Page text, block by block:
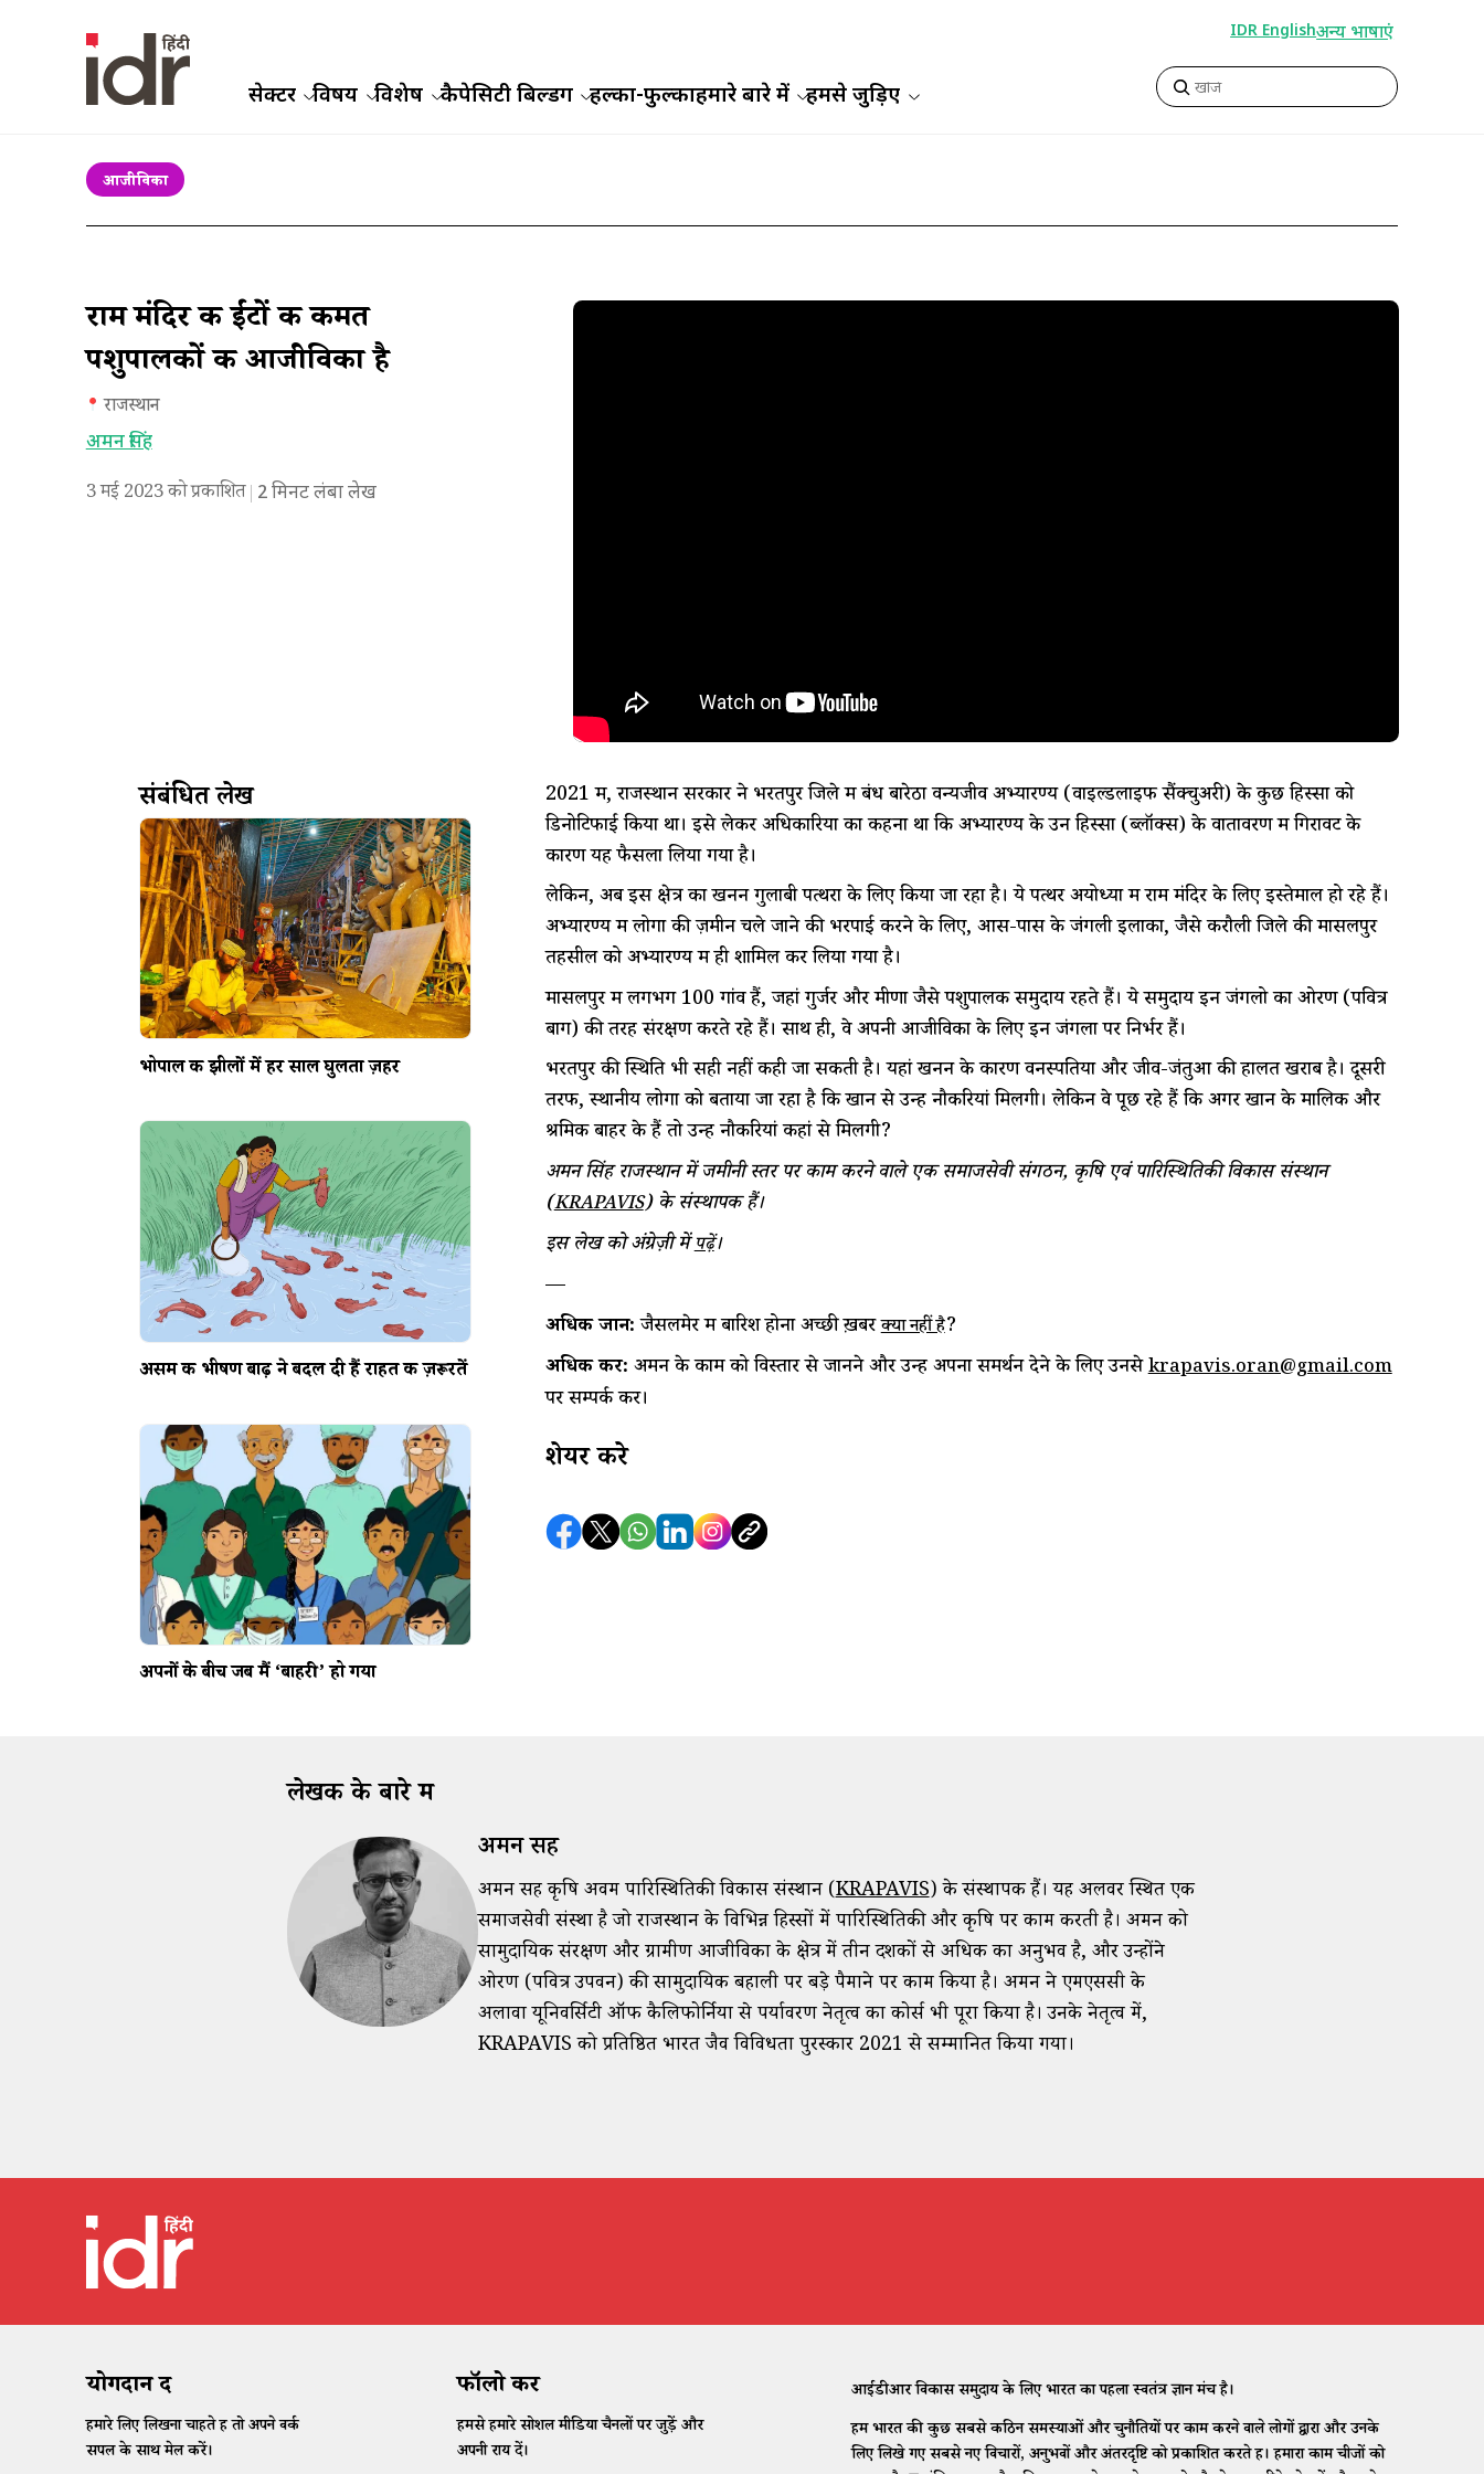
सेक्टर विषय विशेष कैपेसिटी बिल्डिंग हल्का-फुल्काहमारे बारे में हमसे जुड़िए
IDR Englishअन्य भाषाएं
आजीविका
राम मंदिर की ईंटों की कीमत
पशुपालकों की आजीविका है
राजस्थान
अमन सिंह
3 मई 2023 को प्रकाशित 2मिनट लंबा लेख
संबंधित लेख
भोपाल की झीलों में हर साल घुलता ज़हर
असम की भीषण बाढ़ ने बदल दी हैं राहत की ज़रूरतें
अपनों के बीच जब मैं ‘बाहरी’ हो गया
2021 में, राजस्थान सरकार ने भरतपुर जिले में बंध बारेठा वन्यजीव अभ्यारण्य (वाइल्डलाइफ सैंक्चुअरी) के कुछ हिस्सों को
डिनोटिफाई किया था। इसे लेकर अधिकारियों का कहना था कि अभ्यारण्य के उन हिस्सों (ब्लॉक्स) के वातावरण में गिरावट के
कारण यह फैसला लिया गया है।
लेकिन, अब इस क्षेत्र का खनन गुलाबी पत्थरों के लिए किया जा रहा है। ये पत्थर अयोध्या में राम मंदिर के लिए इस्तेमाल हो रहे हैं।
अभ्यारण्य में लोगों की ज़मीन चले जाने की भरपाई करने के लिए, आस-पास के जंगली इलाकों, जैसे करौली जिले की मासलपुर
तहसील को अभ्यारण्य में ही शामिल कर लिया गया है।
मासलपुर में लगभग 100 गांव हैं, जहां गुर्जर और मीणा जैसे पशुपालक समुदाय रहते हैं। ये समुदाय इन जंगलो का ओरण (पवित्र
बाग) की तरह संरक्षण करते रहे हैं। साथ ही, वे अपनी आजीविका के लिए इन जंगलों पर निर्भर हैं।
भरतपुर की स्थिति भी सही नहीं कही जा सकती है। यहां खनन के कारण वनस्पतियों और जीव-जंतुओं की हालत खराब है। दूसरी
तरफ, स्थानीय लोगों को बताया जा रहा है कि खान से उन्हें नौकरियां मिलेंगी। लेकिन वे पूछ रहे हैं कि अगर खान के मालिक और
श्रमिक बाहर के हैं तो उन्हें नौकरियां कहां से मिलेंगी?
अमन सिंह राजस्थान में जमीनी स्तर पर काम करने वाले एक समाजसेवी संगठन, कृषि एवं पारिस्थितिकी विकास संस्थान
(KRAPAVIS) के संस्थापक हैं।
इस लेख को अंग्रेज़ी मेंपढ़ें।
—
अधिक जानें:जैसलमेर में बारिश होना अच्छी ख़बरक्यों नहीं है?
अधिक करें: अमन के काम को विस्तार से जानने और उन्हें अपना समर्थन देने के लिए उनसेkrapavis.oran@gmail.com
पर सम्पर्क करें।
शेयर करे
लेखक के बारे में
अमन सिंह
अमन सिंह कृषि अवम पारिस्थितिकी विकास संस्थान (KRAPAVIS) के संस्थापक हैं। यह अलवर स्थित एक
समाजसेवी संस्था है जो राजस्थान के विभिन्न हिस्सों में पारिस्थितिकी और कृषि पर काम करती है। अमन को
सामुदायिक संरक्षण और ग्रामीण आजीविका के क्षेत्र में तीन दशकों से अधिक का अनुभव है, और उन्होंने
ओरण (पवित्र उपवन) की सामुदायिक बहाली पर बड़े पैमाने पर काम किया है। अमन ने एमएससी के
अलावा यूनिवर्सिटी ऑफ कैलिफोर्निया से पर्यावरण नेतृत्व का कोर्स भी पूरा किया है। उनके नेतृत्व में,
KRAPAVIS को प्रतिष्ठित भारत जैव विविधता पुरस्कार 2021 से सम्मानित किया गया।
योगदान दें
हमारे लिए लिखना चाहते हैं तो अपने वर्क
सैंपल के साथ मेल करें।
आईडीआर विकास समुदाय के लिए भारत का पहला स्वतंत्र ज्ञान मंच है।
हम भारत की कुछ सबसे कठिन समस्याओं और चुनौतियों पर काम करने वाले लोगों द्वारा और उनके
लिए लिखे गए सबसे नए विचारों, अनुभवों और अंतरदृष्टि को प्रकाशित करते हैं। हमारा काम चीजों को
फॉलो करें
हमसे हमारे सोशल मीडिया चैनलों पर जुड़ें और
अपनी राय दें।